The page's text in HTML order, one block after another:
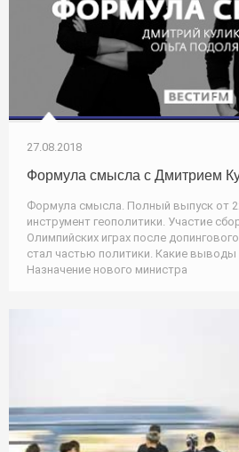
27.08.2018
Формула смысла с Дмитрием
Формула смысла. Полный выпуск от
инструмент геополитики. Участие
Олимпийских играх после
стал частью политики. Какие
Назначение нового министра